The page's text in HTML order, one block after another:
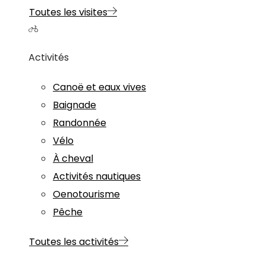
Toutes les visites
Activités
Canoë et eaux vives
Baignade
Randonnée
Vélo
À cheval
Activités nautiques
Oenotourisme
Pêche
Toutes les activités